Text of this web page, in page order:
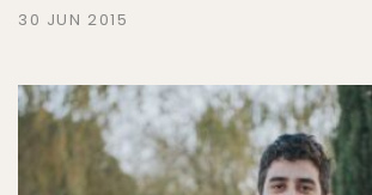
30 JUN 2015